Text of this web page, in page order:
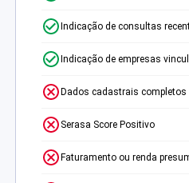
Indicação de consultas
Indicação de empresas
Dados cadastrais completos
Serasa Score Positivo
Faturamento ou renda